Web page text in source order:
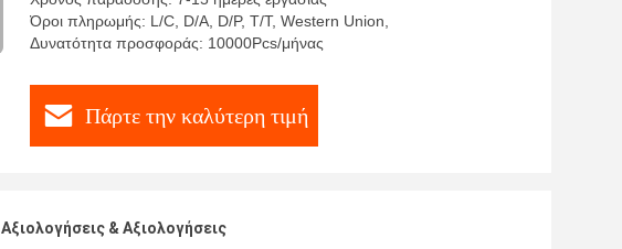
Όροι πληρωμής: L/C, D/A, D/P, T/T, Western Union,
Δυνατότητα προσφοράς: 10000Pcs/μήνας
Πάρτε την καλύτερη τιμή
Αξιολογήσεις & Αξιολογήσεις